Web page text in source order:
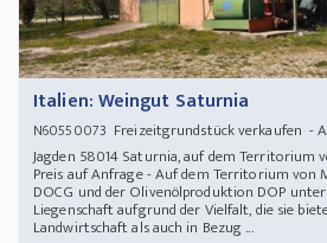
Italien: Weingut Saturnia
N60550073 Freizeitgrundstück verkaufen -
Jagden 58014 Saturnia, auf dem Territorium
Preis auf Anfrage - Auf dem Territorium von
DOCG und der Olivenölproduktion DOP
Liegenschaft aufgrund der Vielfalt, die sie
Landwirtschaft als auch in Bezug ...